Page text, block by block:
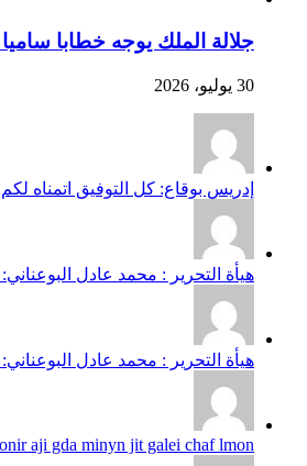
جلالة الملك يوجه خطابا
30 يوليو، 2026
إدريس بوقاع: كل التوفيق اتمناه
هيأة التحرير : محمد عادل
هيأة التحرير : محمد عادل
aji gda minyn jit galei chaf lmon...